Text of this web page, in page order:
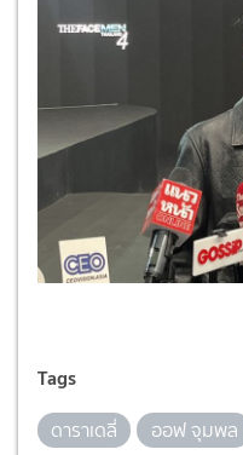
Tags
ดาราเดลี่ ออฟ จุมพล